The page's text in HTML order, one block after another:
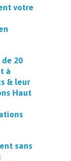
votre
20
à
& leur
Haut
sans